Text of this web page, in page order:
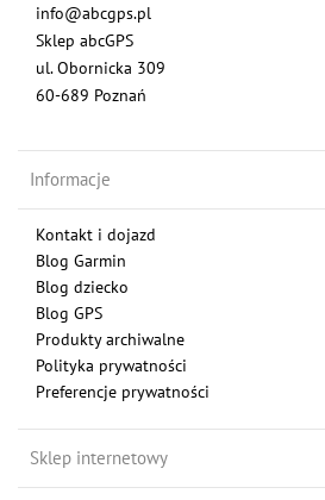
info@abcgps.pl
Sklep abcGPS
ul. Obornicka 309
60-689 Poznań
Informacje
Kontakt i dojazd
Blog Garmin
Blog dziecko
Blog GPS
Produkty archiwalne
Polityka prywatności
Preferencje prywatności
Sklep internetowy